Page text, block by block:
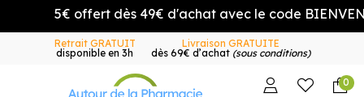
5€ offert dès 49€ d'achat avec le code BIENVENUE5
Retrait GRATUIT
disponible en 3h
Livraison GRATUITE
dès 69€ d’achat (sous conditions)
0